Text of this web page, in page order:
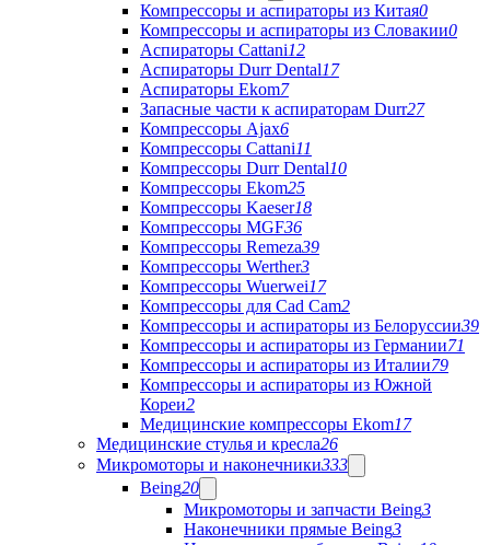
Компрессоры и аспираторы из Китая0
Компрессоры и аспираторы из Словакии0
Аспираторы Cattani12
Аспираторы Durr Dental17
Аспираторы Ekom7
Запасные части к аспираторам Durr27
Компрессоры Ajax6
Компрессоры Cattani11
Компрессоры Durr Dental10
Компрессоры Ekom25
Компрессоры Kaeser18
Компрессоры MGF36
Компрессоры Remeza39
Компрессоры Werther3
Компрессоры Wuerwei17
Компрессоры для Cad Cam2
Компрессоры и аспираторы из Белоруссии39
Компрессоры и аспираторы из Германии71
Компрессоры и аспираторы из Италии79
Компрессоры и аспираторы из Южной
Кореи2
Медицинские компрессоры Ekom17
Медицинские стулья и кресла26
Микромоторы и наконечники333
Being20
Микромоторы и запчасти Being3
Наконечники прямые Being3